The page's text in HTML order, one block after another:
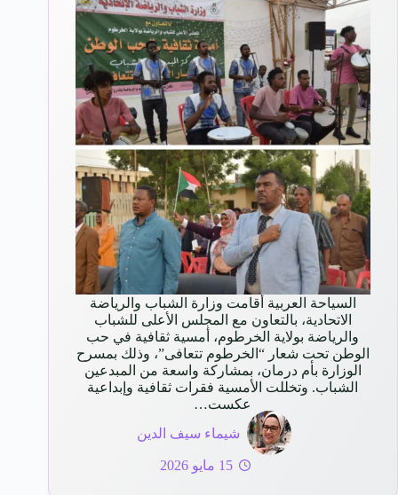
السياحة العربية أقامت وزارة الشباب والرياضة
الاتحادية، بالتعاون مع المجلس الأعلى للشباب
والرياضة بولاية الخرطوم، أمسية ثقافية في حب
الوطن تحت شعار “الخرطوم تتعافى”، وذلك بمسرح
الوزارة بأم درمان، بمشاركة واسعة من المبدعين
الشباب. وتخللت الأمسية فقرات ثقافية وإبداعية
عكست…
شيماء سيف الدين
15 مايو 2026